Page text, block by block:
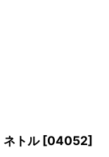
ネトル [04052]